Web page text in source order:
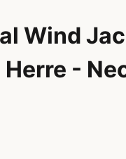
Wind
-